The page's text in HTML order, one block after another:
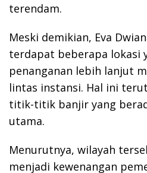
terendam.
Meski demikian, Eva
terdapat beberapa lokasi
penanganan lebih lanjut
lintas instansi. Hal ini
titik-titik banjir yang
utama.
Menurutnya, wilayah
menjadi kewenangan